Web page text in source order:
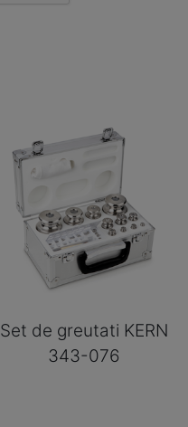
Set de greutati KERN
343-076